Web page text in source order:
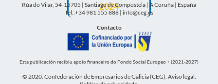
2024
Rúa do Vilar, 54-15705 | Santiago de Compostela | A Coruña | España
Tel.:+34 981 555 888 | info@ceg.es
Contacto
Esta publicación recibiu apoio financeiro do Fondo Social Europeo + (2021-2027)
© 2020. Confederación de Empresarios de Galicia (CEG). Aviso legal